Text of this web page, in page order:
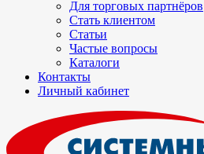
Для торговых партнёров
Стать клиентом
Статьи
Частые вопросы
Каталоги
Контакты
Личный кабинет